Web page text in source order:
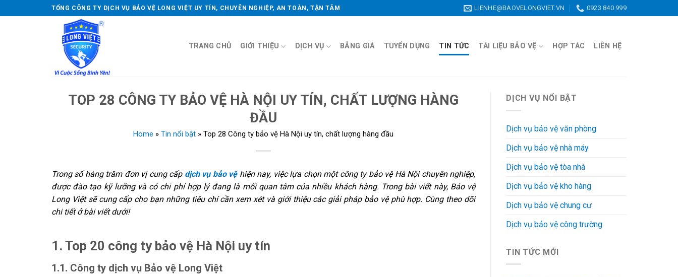
to
TỔNG CÔNG TY DỊCH VỤ BẢO VỆ LONG VIỆT UY TÍN, CHUYÊN NGHIỆP, AN TOÀN, TẬN TÂM LIENHE@BAOVELONGVIET.VN 0923 840 999
TRANG CHỦ GIỚI THIỆU DỊCH VỤ BẢNG GIÁ TUYỂN DỤNG TIN TỨC TÀI LIỆU BẢO VỆ HỢP TÁC LIÊN HỆ
TOP 28 CÔNG TY BẢO VỆ HÀ NỘI UY TÍN, CHẤT LƯỢNG HÀNG
ĐẦU
Home » Tin nổi bật » Top 28 Công ty bảo vệ Hà Nội uy tín, chất lượng hàng đầu
Trong số hàng trăm đơn vị cung cấp dịch vụ bảo vệhiện nay, việc lựa chọn một công ty bảo vệ Hà Nội chuyên nghiệp,
được đào tạo kỹ lưỡng và có chi phí hợp lý đang là mối quan tâm của nhiều khách hàng. Trong bài viết này, Bảo vệ
Long Việt sẽ cung cấp cho bạn những tiêu chí cần xem xét và giới thiệu các giải pháp bảo vệ phù hợp. Cùng theo dõi
chi tiết ở bài viết dưới!
1. Top 20 công ty bảo vệ Hà Nội uy tín
1.1. Công ty dịch vụ Bảo vệ Long Việt
DỊCH VỤ NỔI BẬT
Dịch vụ bảo vệ văn phòng
Dịch vụ bảo vệ nhà máy
Dịch vụ bảo vệ tòa nhà
Dịch vụ bảo vệ kho hàng
Dịch vụ bảo vệ chung cư
Dịch vụ bảo vệ công trường
TIN TỨC MỚI